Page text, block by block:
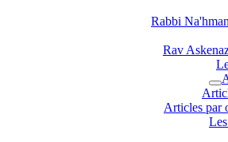
Rabbi